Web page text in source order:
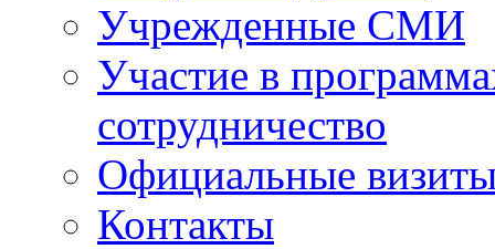
Учрежденные СМИ
Участие в
сотрудничество
Официальные
Контакты